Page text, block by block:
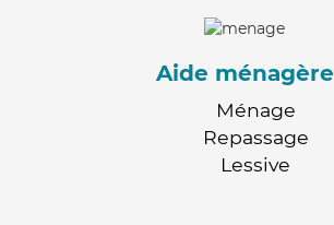
Aide ménagère
Ménage
Repassage
Lessive